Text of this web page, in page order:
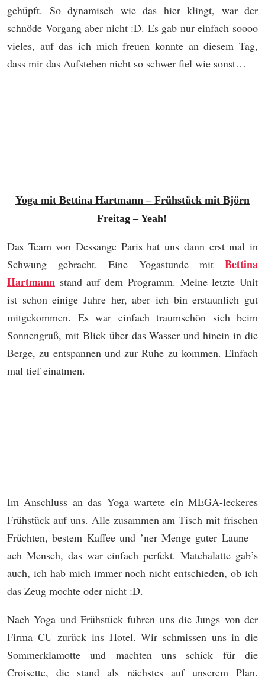
gehüpft. So dynamisch wie das hier klingt, war der
schnöde Vorgang aber nicht :D. Es gab nur einfach soooo
vieles, auf das ich mich freuen konnte an diesem Tag,
dass mir das Aufstehen nicht so schwer fiel wie sonst…
Yoga mit Bettina Hartmann – Frühstück mit Björn
Freitag – Yeah!
Das Team von Dessange Paris hat uns dann erst mal in
Schwung gebracht. Eine Yogastunde mit Bettina
Hartmann stand auf dem Programm. Meine letzte Unit
ist schon einige Jahre her, aber ich bin erstaunlich gut
mitgekommen. Es war einfach traumschön sich beim
Sonnengruß, mit Blick über das Wasser und hinein in die
Berge, zu entspannen und zur Ruhe zu kommen. Einfach
mal tief einatmen.
Im Anschluss an das Yoga wartete ein MEGA-leckeres
Frühstück auf uns. Alle zusammen am Tisch mit frischen
Früchten, bestem Kaffee und ’ner Menge guter Laune –
ach Mensch, das war einfach perfekt. Matchalatte gab’s
auch, ich hab mich immer noch nicht entschieden, ob ich
das Zeug mochte oder nicht :D.
Nach Yoga und Frühstück fuhren uns die Jungs von der
Firma CU zurück ins Hotel. Wir schmissen uns in die
Sommerklamotte und machten uns schick für die
Croisette, die stand als nächstes auf unserem Plan.